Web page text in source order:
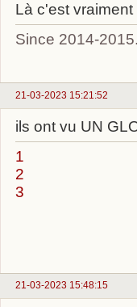
Là c'est
Since 2014-
21-03-2023 15:21:52
ils ont vu UN
1
2
3
21-03-2023 15:48:15